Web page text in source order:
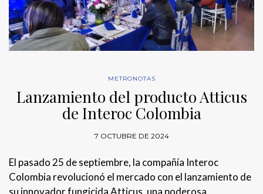
METRONOTAS
Lanzamiento del producto Atticus
de Interoc Colombia
7 OCTUBRE DE 2024
El pasado 25 de septiembre, la compañía Interoc
Colombia revolucionó el mercado con el lanzamiento de
su innovador fungicida Atticus, una poderosa